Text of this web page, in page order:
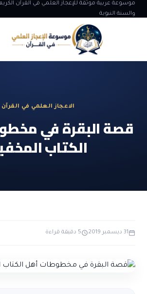
موسوعة عربية موثقة للإعجاز العلمي في القرآن
والسنة النبوية
الاعجاز الغيبي في القرآن
الاعجاز في علوم الفلك والفضاء
الاعجاز البياني و اللغوي في القرآن
الاعجاز التشريعي في القرآن
آيات الله في جسم الانسان
حول القراّن
تواصل معنا
الاعجاز العلمي في القرآن
قصة البقرة في
الكتاب
31 ديسمبر 2019 5 دقيقة قراءة